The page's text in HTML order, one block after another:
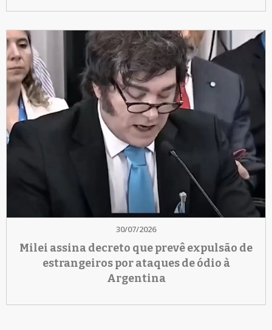
30/07/2026
Milei assina decreto que prevê expulsão de
estrangeiros por ataques de ódio à
Argentina